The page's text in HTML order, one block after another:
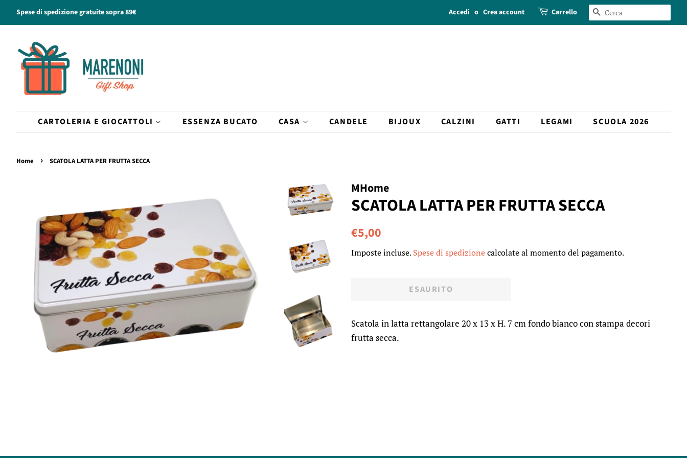
Spese di spedizione gratuite sopra 89€ Accedi o Crea account Carrello CERCA
CARTOLERIA E GIOCATTOLI ESSENZA BUCATO CASA CANDELE BIJOUX CALZINI GATTI LEGAMI SCUOLA 2026
Home › SCATOLA LATTA PER FRUTTA SECCA
MHome
SCATOLA LATTA PER FRUTTA SECCA
Prezzo
listino
€5,00
Imposte incluse.Spese di spedizionecalcolate al momento del pagamento.
ESAURITO
Scatola in latta rettangolare 20 x 13 x H. 7 cm fondo bianco con stampa decori
frutta secca.